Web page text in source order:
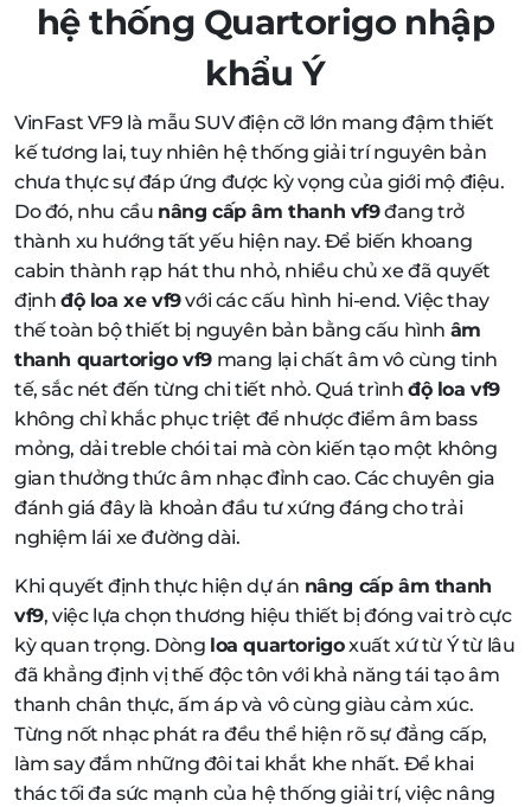
hệ thống Quartorigo nhập
khẩu Ý
VinFast VF9 là mẫu SUV điện cỡ lớn mang đậm thiết
kế tương lai, tuy nhiên hệ thống giải trí nguyên bản
chưa thực sự đáp ứng được kỳ vọng của giới mộ điệu.
Do đó, nhu cầu nâng cấp âm thanh vf9đang trở
thành xu hướng tất yếu hiện nay. Để biến khoang
cabin thành rạp hát thu nhỏ, nhiều chủ xe đã quyết
định độ loa xe vf9với các cấu hình hi-end. Việc thay
thế toàn bộ thiết bị nguyên bản bằng cấu hình âm
thanh quartorigo vf9 mang lại chất âm vô cùng tinh
tế, sắc nét đến từng chi tiết nhỏ. Quá trình độ loa vf9
không chỉ khắc phục triệt để nhược điểm âm bass
mỏng, dải treble chói tai mà còn kiến tạo một không
gian thưởng thức âm nhạc đỉnh cao. Các chuyên gia
đánh giá đây là khoản đầu tư xứng đáng cho trải
nghiệm lái xe đường dài.
Khi quyết định thực hiện dự án nâng cấp âm thanh
vf9, việc lựa chọn thương hiệu thiết bị đóng vai trò cực
kỳ quan trọng. Dòng loa quartorigoxuất xứ từ Ý từ lâu
đã khẳng định vị thế độc tôn với khả năng tái tạo âm
thanh chân thực, ấm áp và vô cùng giàu cảm xúc.
Từng nốt nhạc phát ra đều thể hiện rõ sự đẳng cấp,
làm say đắm những đôi tai khắt khe nhất. Để khai
thác tối đa sức mạnh của hệ thống giải trí, việc nâng